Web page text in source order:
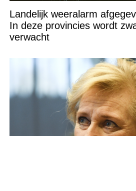
Landelijk weeralarm
In deze provincies wordt
verwacht